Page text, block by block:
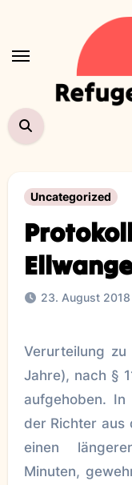
springen
Uncategorized
23. August 2018
Verurteilung zu 6 Monaten auf Bewährung (3
Jahre), nach §
aufgehoben.
der Richter aus
einen
Minuten,